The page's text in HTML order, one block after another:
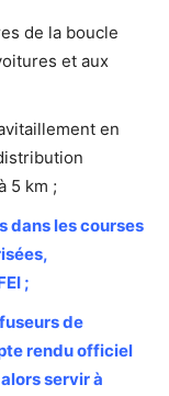
de la boucle
et aux
en
5 km ;
dans les courses
;
de
rendu officiel
servir à